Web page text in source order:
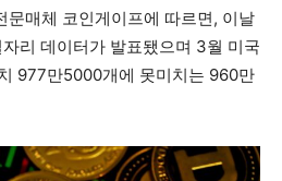
문매체 코인게이프에 따르면, 이날
리 데이터가 발표됐으며 3월 미국
977만5000개에 못미치는 960만